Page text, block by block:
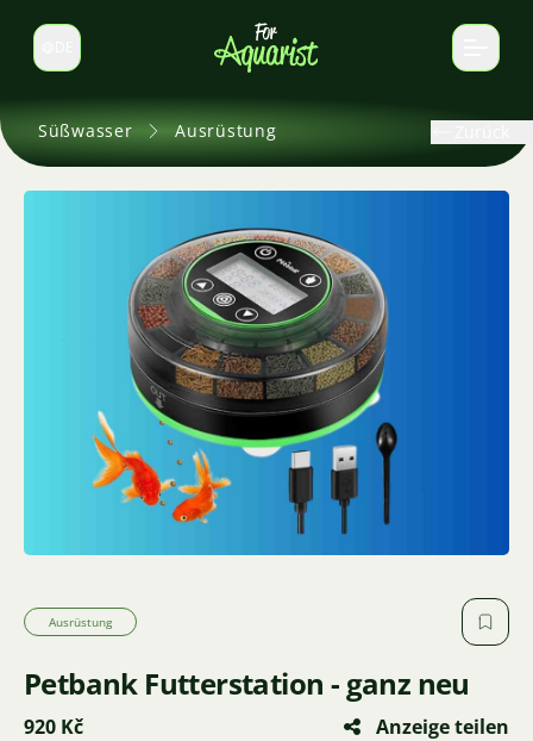
Sprache wechseln
Süßwasser Ausrüstung
Ausrüstung
Petbank Futterstation - ganz neu
920 Kč
Anzeige teilen